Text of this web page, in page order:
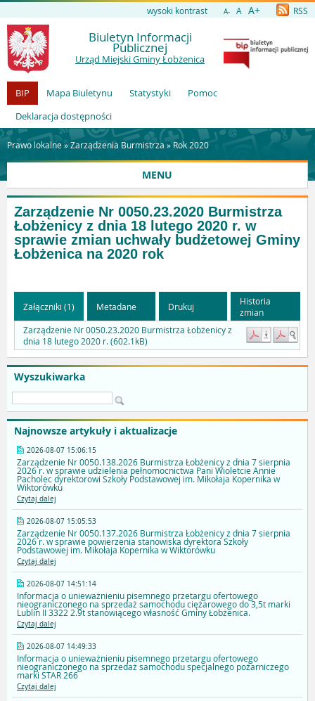
wysoki kontrast A- A A+ RSS
Biuletyn Informacji
Publicznej
Urząd Miejski Gminy Łobżenica
BIP Mapa Biuletynu Statystyki
Pomoc
Deklaracja dostępności
Prawo lokalne »Zarządzenia Burmistrza»Rok 2020
MENU
Wyszukiwarka
Najnowsze artykuły i aktualizacje
2026-08-07 15:06:15
Zarządzenie Nr 0050.138.2026 Burmistrza Łobżenicy z dnia 7 sierpnia
2026 r. w sprawie udzielenia pełnomocnictwa Pani Wioletcie Annie
Pacholec dyrektorowi Szkoły Podstawowej im. Mikołaja Kopernika w
Wiktorówku
Czytaj dalej
2026-08-07 15:05:53
Zarządzenie Nr 0050.137.2026 Burmistrza Łobżenicy z dnia 7 sierpnia
2026 r. w sprawie powierzenia stanowiska dyrektora Szkoły
Podstawowej im. Mikołaja Kopernika w Wiktorówku
Czytaj dalej
2026-08-07 14:51:14
Informacja o unieważnieniu pisemnego przetargu ofertowego
nieograniczonego na sprzedaż samochodu ciężarowego do 3,5t marki
Lublin II 3322 2.9t stanowiącego własność Gminy Łobżenica.
Czytaj dalej
2026-08-07 14:49:33
Informacja o unieważnieniu pisemnego przetargu ofertowego
nieograniczonego na sprzedaż samochodu specjalnego pożarniczego
marki STAR 266
Czytaj dalej
Zarządzenie Nr 0050.23.2020 Burmistrza
Łobżenicy z dnia 18 lutego 2020 r. w
sprawie zmian uchwały budżetowej Gminy
Łobżenica na 2020 rok
Załączniki (1) Metadane Drukuj
Historia
zmian
Zarządzenie Nr 0050.23.2020 Burmistrza Łobżenicy z
dnia 18 lutego 2020 r. (602.1kB)